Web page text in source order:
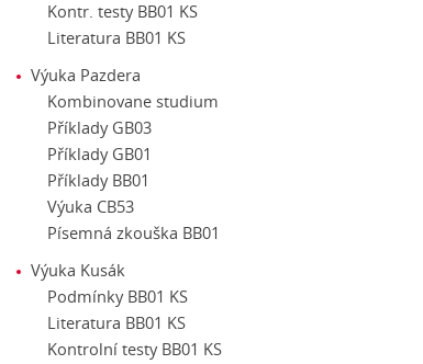
Kontr. testy BB01 KS
Literatura BB01 KS
Výuka Pazdera
Kombinovane studium
Příklady GB03
Příklady GB01
Příklady BB01
Výuka CB53
Písemná zkouška BB01
Výuka Kusák
Podmínky BB01 KS
Literatura BB01 KS
Kontrolní testy BB01 KS